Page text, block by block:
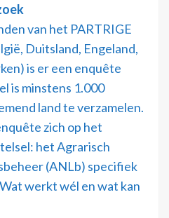
van het PARTRIGE
Duitsland, Engeland,
is er een enquête
is minstens 1.000
land te verzamelen.
zich op het
het Agrarisch
(ANLb) specifiek
werkt wél en wat kan